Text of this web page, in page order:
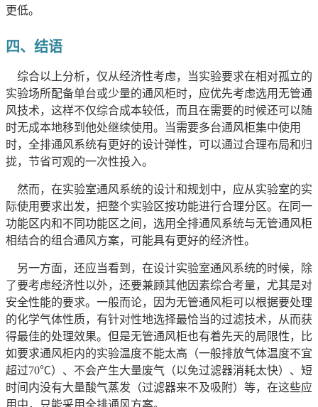
更低。
四、 结语
综合以上分析，仅从经济性考虑，当实验要求在相对孤立的
实验场所配备单台或少量的通风柜时，应优先考虑选用无管通
风技术，这样不仅综合成本较低，而且在需要的时候还可以随
时无成本地移到他处继续使用。当需要多台通风柜集中使用
时，全排通风系统有更好的设计弹性，可以通过合理布局和归
拢，节省可观的一次性投入。
然而，在实验室通风系统的设计和规划中，应从实验室的实
际使用要求出发，把整个实验区按功能进行合理分区。在同一
功能区内和不同功能区之间，选用全排通风系统与无管通风柜
相结合的组合通风方案，可能具有更好的经济性。
另一方面，还应当看到，在设计实验室通风系统的时候，除
了要考虑经济性以外，还要兼顾其他因素综合考量，尤其是对
安全性能的要求。一般而论，因为无管通风柜可以根据要处理
的化学气体性质，有针对性地选择最恰当的过滤技术，从而获
得最佳的处理效果。但是无管通风柜也有着先天的局限性，比
如要求通风柜内的实验温度不能太高（一般排放气体温度不宜
超过70℃）、不会产生大量废气（以免过滤器消耗太快）、短
时间内没有大量酸气蒸发（过滤器来不及吸附）等，在这些应
用中，只能采用全排通风方案。